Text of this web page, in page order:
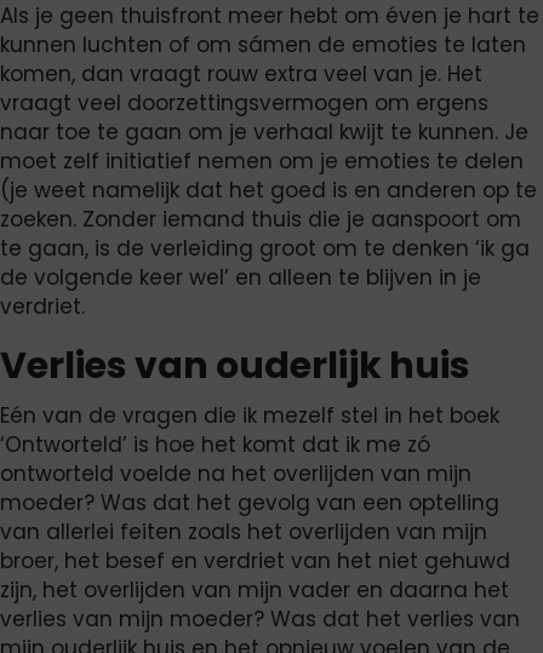
Als je geen thuisfront meer hebt om éven je hart te
kunnen luchten of om sámen de emoties te laten
komen, dan vraagt rouw extra veel van je. Het
vraagt veel doorzettingsvermogen om ergens
naar toe te gaan om je verhaal kwijt te kunnen. Je
moet zelf initiatief nemen om je emoties te delen
(je weet namelijk dat het goed is en anderen op te
zoeken. Zonder iemand thuis die je aanspoort om
te gaan, is de verleiding groot om te denken ‘ik ga
de volgende keer wel’ en alleen te blijven in je
verdriet.
Verlies van ouderlijk huis
Eén van de vragen die ik mezelf stel in het boek
‘Ontworteld’ is hoe het komt dat ik me zó
ontworteld voelde na het overlijden van mijn
moeder? Was dat het gevolg van een optelling
van allerlei feiten zoals het overlijden van mijn
broer, het besef en verdriet van het niet gehuwd
zijn, het overlijden van mijn vader en daarna het
verlies van mijn moeder? Was dat het verlies van